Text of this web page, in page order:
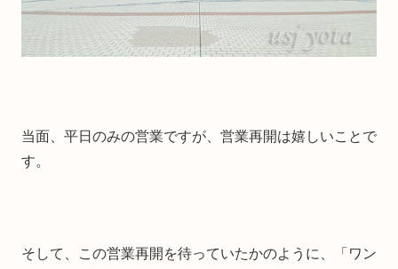
当面、平日のみの営業ですが、営業再開は嬉しいことで
す。
そして、この営業再開を待っていたかのように、「ワン